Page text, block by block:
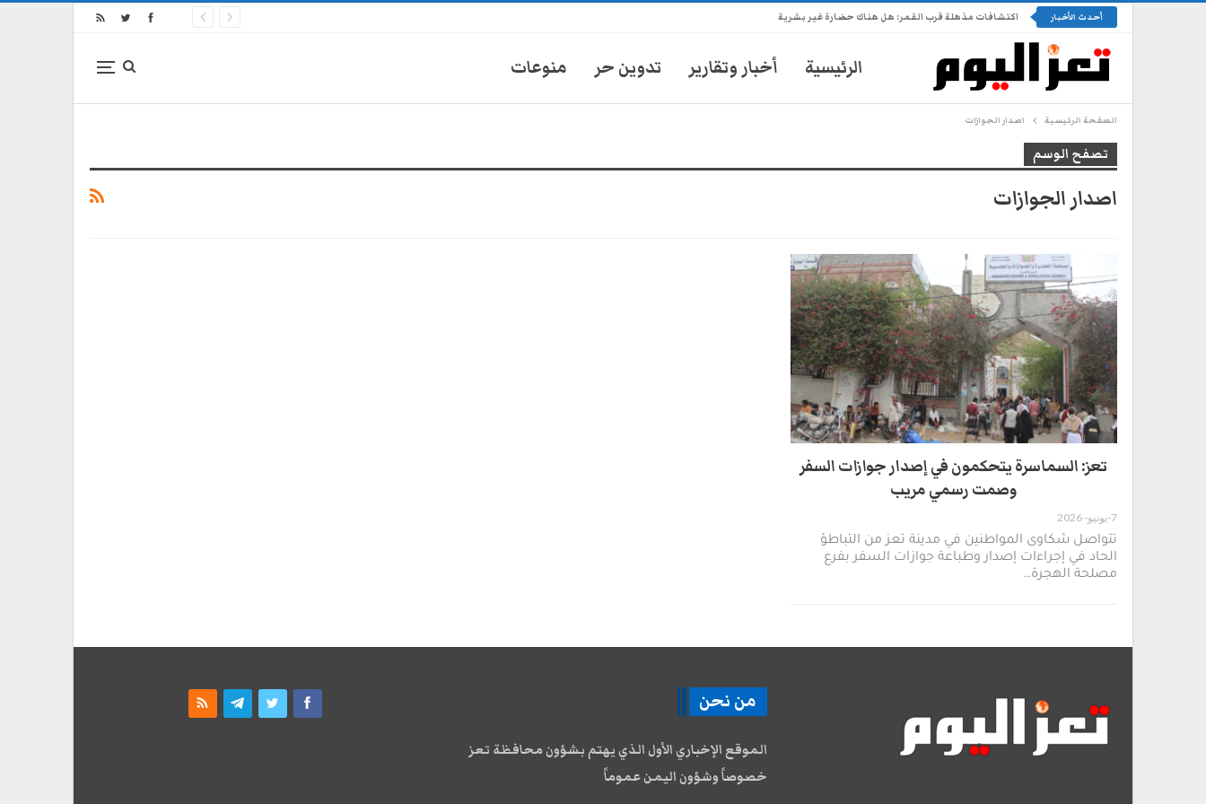
أحدث الأخبار اكتشافات مذهلة قرب القمر: هل هناك حضارة غير بشرية
الرئيسية أخبار وتقارير تدوين حر منوعات
الصفحة الرئيسية اصدار الجوازات
تصفح الوسم
اصدار الجوازات
تعز: السماسرة يتحكمون في إصدار جوازات السفر
وصمت رسمي مريب
7-يونيو- 2026
تتواصل شكاوى المواطنين في مدينة تعز من التباطؤ
الحاد في إجراءات إصدار وطباعة جوازات السفر بفرع
مصلحة الهجرة…
من نحن
الموقع الإخباري الأول الذي يهتم بشؤون محافظة تعز
خصوصاً وشؤون اليمن عموماً